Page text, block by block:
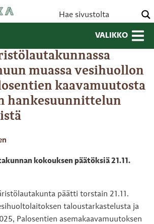
VALIKKO
muassa vesihuollon
kaavamuutosta
hankesuunnittelun
kokouksen päätöksiä 21.11.
päätti torstain 21.11.
taloustarkastelusta ja
Palosentien asemakaavamuutoksen